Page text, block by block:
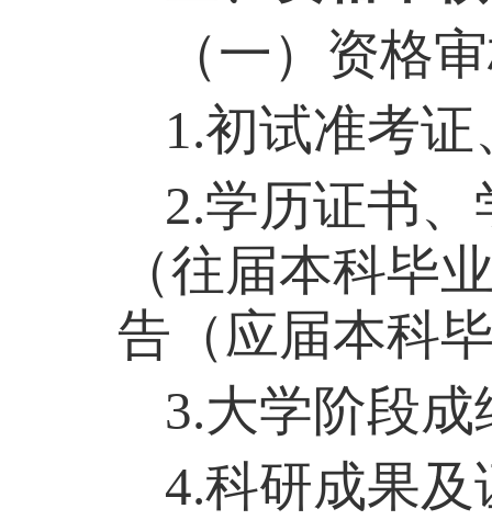
（一）资格
1.初试准考
2.学历证书
（往届本科毕
告（应届本科
3.大学阶段成
4.科研成果